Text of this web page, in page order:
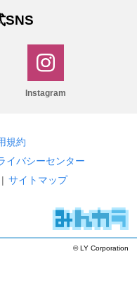
SNS
Instagram
規約
イバシーセンター
| サイトマップ
© LY Corporation